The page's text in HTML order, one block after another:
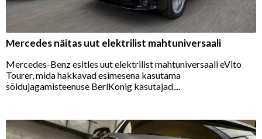
Mercedes näitas uut elektrilist mahtuniversaali
Mercedes-Benz esitles uut elektrilist mahtuniversaali eVito
Tourer, mida hakkavad esimesena kasutama
sõidujagamisteenuse BerlKonig kasutajad....